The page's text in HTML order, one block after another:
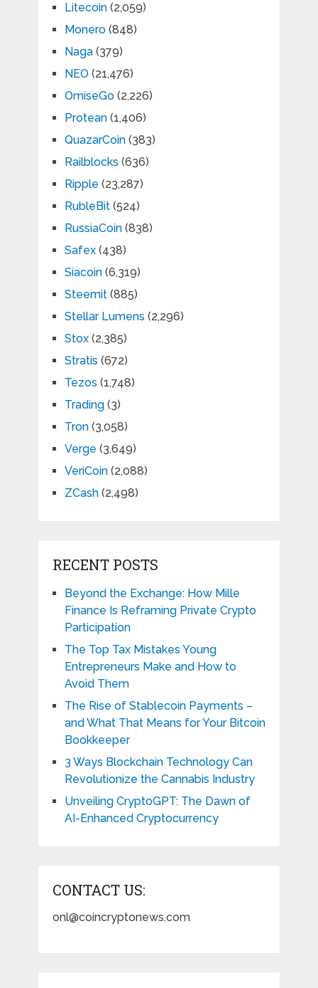
Litecoin(2,059)
Monero(848)
Naga(379)
NEO (21,476)
OmiseGo(2,226)
Protean(1,406)
QuazarCoin(383)
Railblocks (636)
Ripple (23,287)
RubleBit(524)
RussiaCoin(838)
Safex(438)
Siacoin(6,319)
Steemit(885)
Stellar Lumens (2,296)
Stox(2,385)
Stratis (672)
Tezos (1,748)
Trading(3)
Tron(3,058)
Verge (3,649)
VeriCoin(2,088)
ZCash(2,498)
RECENT POSTS
Beyond the Exchange: How Mille
Finance Is Reframing Private Crypto
Participation
The Top Tax Mistakes Young
Entrepreneurs Make and How to
Avoid Them
The Rise of Stablecoin Payments –
and What That Means for Your Bitcoin
Bookkeeper
3 Ways Blockchain Technology Can
Revolutionize the Cannabis Industry
Unveiling CryptoGPT: The Dawn of
AI-Enhanced Cryptocurrency
CONTACT US:
onl@coincryptonews.com